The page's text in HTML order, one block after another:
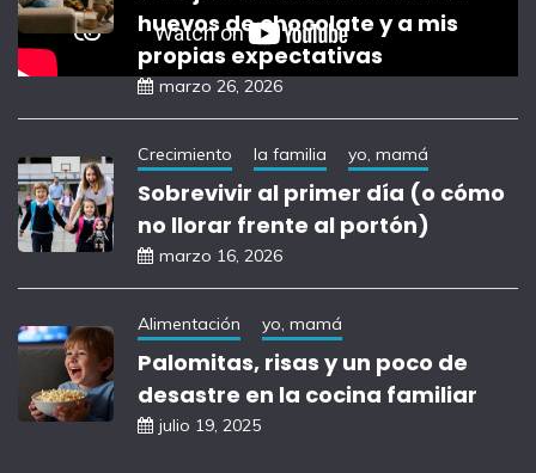
huevos de chocolate y a mis
propias expectativas
marzo 26, 2026
Crecimiento la familia yo, mamá
Sobrevivir al primer día (o cómo
no llorar frente al portón)
marzo 16, 2026
Alimentación yo, mamá
Palomitas, risas y un poco de
desastre en la cocina familiar
julio 19, 2025